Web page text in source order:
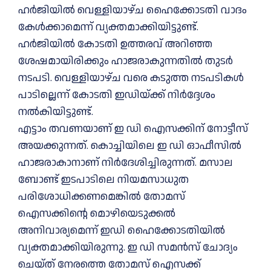
ഹർജിയിൽ വെള്ളിയാഴ്ച ഹൈക്കോടതി വാദം
കേൾക്കാമെന്ന് വ്യക്തമാക്കിയിട്ടുണ്ട്.
ഹർജിയിൽ കോടതി ഉത്തരവ് അറിഞ്ഞ
ശേഷമായിരിക്കും ഹാജരാകുന്നതിൽ തുടർ
നടപടി. വെള്ളിയാഴ്ച വരെ കടുത്ത നടപടികൾ
പാടില്ലെന്ന് കോടതി ഇഡിയ്ക്ക് നിർദ്ദേശം
നൽകിയിട്ടുണ്ട്.
എട്ടാം തവണയാണ് ഇ ഡി ഐസക്കിന് നോട്ടീസ്
അയക്കുന്നത്. കൊച്ചിയിലെ ഇ ഡി ഓഫീസില്‍
ഹാജരാകാനാണ് നിര്‍ദേശിച്ചിരുന്നത്. മസാല
ബോണ്ട് ഇടപാടിലെ നിയമസാധുത
പരിശോധിക്കണമെങ്കില്‍ തോമസ്
ഐസക്കിന്റെ മൊഴിയെടുക്കല്‍
അനിവാര്യമെന്ന് ഇഡി ഹൈക്കോടതിയില്‍
വ്യക്തമാക്കിയിരുന്നു. ഇ ഡി സമന്‍സ് ചോദ്യം
ചെയ്ത് നേരത്തെ തോമസ് ഐസക്ക്